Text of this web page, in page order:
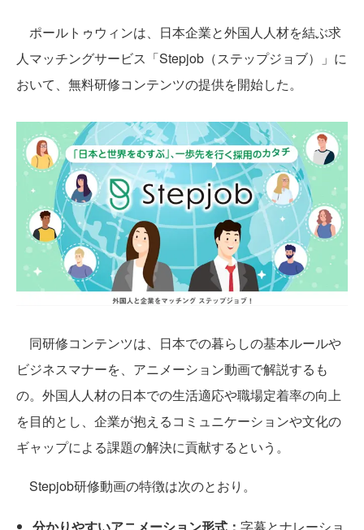
ポールトゥウィンは、日本企業と外国人人材を結ぶ求
人マッチングサービス「Stepjob（ステップジョブ）」に
おいて、無料研修コンテンツの提供を開始した。
同研修コンテンツは、日本での暮らしの基本ルールや
ビジネスマナーを、アニメーション動画で解説するも
の。外国人人材の日本での生活適応や職場定着率の向上
を目的とし、企業が抱えるコミュニケーションや文化の
ギャップによる課題の解決に貢献するという。
Stepjob研修動画の特徴は次のとおり。
分かりやすいアニメーション形式： 字幕とナレーショ